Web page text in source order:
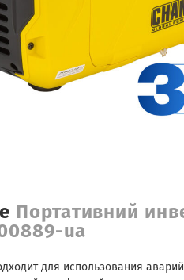
Портативний
ua
для использования